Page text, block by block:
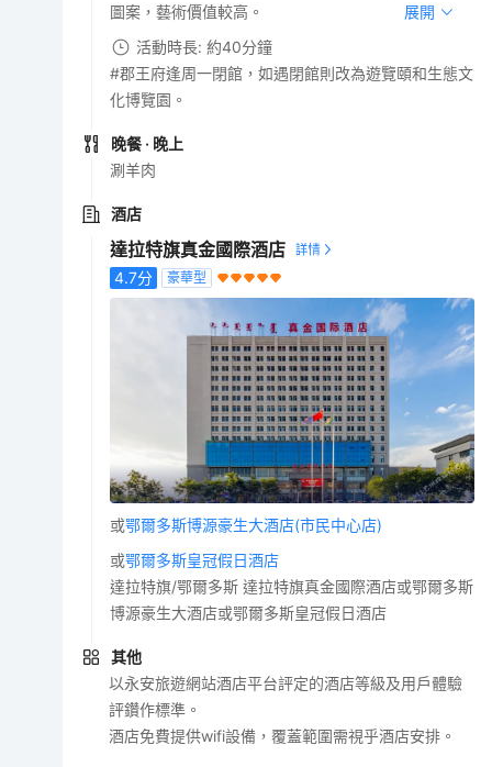
圖案，藝術價值較高。
展開
活動時長: 約40分鐘
#郡王府逢周一閉館，如遇閉館則改為遊覽頤和生態文
化博覽園。
晚餐 · 晚上
涮羊肉
酒店
達拉特旗真金國際酒店
4.7分 豪華型
或鄂爾多斯博源豪生大酒店(市民中心店)
或鄂爾多斯皇冠假日酒店
達拉特旗/鄂爾多斯 達拉特旗真金國際酒店或鄂爾多斯
博源豪生大酒店或鄂爾多斯皇冠假日酒店
其他
以永安旅遊網站酒店平台評定的酒店等級及用戶體驗
評鑽作標準。
酒店免費提供wifi設備，覆蓋範圍需視乎酒店安排。